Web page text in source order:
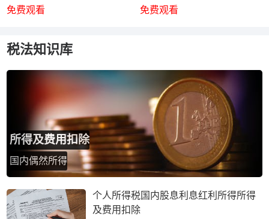
看
免费观看
免费观看
税法知识库
所得及费用扣除
国内偶然所得
个人所得税国内股息利息红利所得所得
及费用扣除